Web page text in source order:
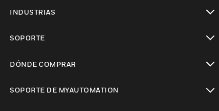
INDUSTRIAS
SOPORTE
DÓNDE COMPRAR
SOPORTE DE MYAUTOMATION